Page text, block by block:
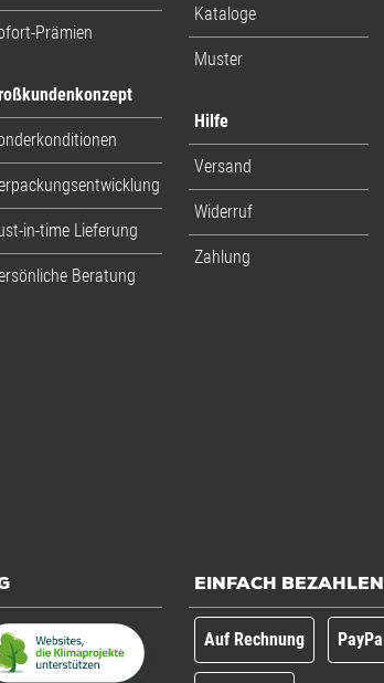
Prämien
in-time Lieferung
Beratung
Kataloge
Muster
Hilfe
Versand
Widerruf
Zahlung
EINFACH BEZAHLEN
Auf Rechnung PayPal